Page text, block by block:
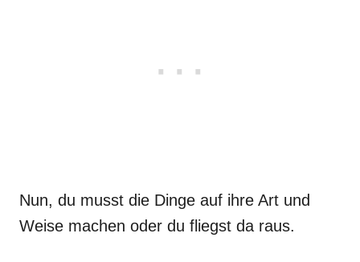
Nun, du musst die Dinge auf ihre Art und
Weise machen oder du fliegst da raus.